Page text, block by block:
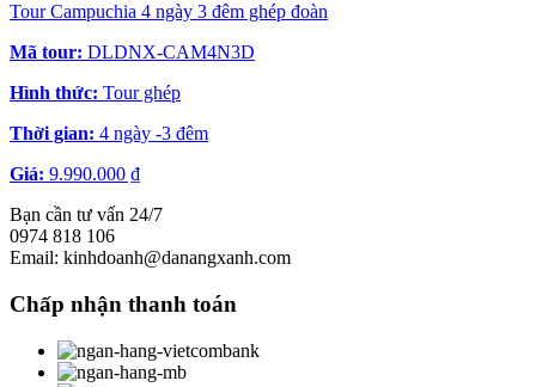
Tour Campuchia 4 ngày 3 đêm ghép đoàn
Mã tour: DLDNX-CAM4N3D
Hình thức: Tour ghép
Thời gian: 4 ngày -3 đêm
Giá: 9.990.000 ₫
Bạn cần tư vấn 24/7
0974 818 106
Email: kinhdoanh@danangxanh.com
Chấp nhận thanh toán